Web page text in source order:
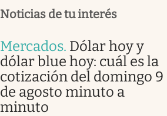
Noticias de tu interés
Mercados. Dólar hoy y
dólar blue hoy: cuál es la
cotización del domingo 9
de agosto minuto a
minuto